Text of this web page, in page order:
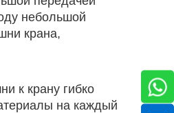
небольшой
крана,
к крану гибко
на каждый